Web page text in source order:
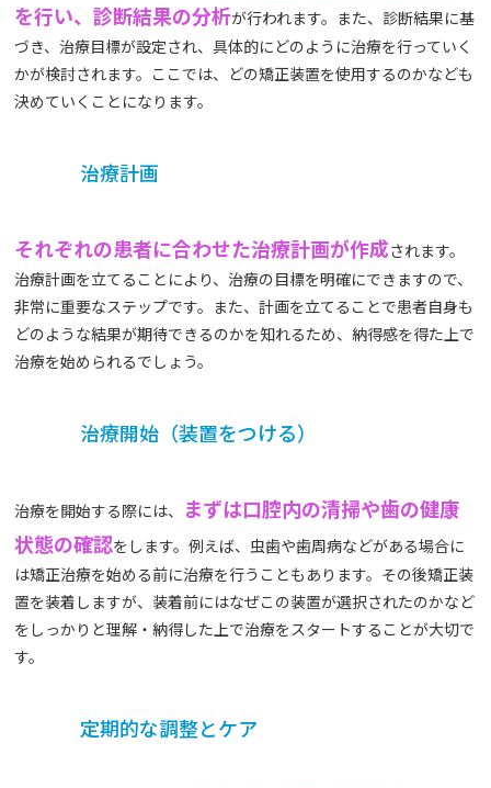
を行い、診断結果の分析が行われます。また、診断結果に基
づき、治療目標が設定され、具体的にどのように治療を行っていく
かが検討されます。ここでは、どの矯正装置を使用するのかなども
決めていくことになります。
治療計画
それぞれの患者に合わせた治療計画が作成されます。
治療計画を立てることにより、治療の目標を明確にできますので、
非常に重要なステップです。また、計画を立てることで患者自身も
どのような結果が期待できるのかを知れるため、納得感を得た上で
治療を始められるでしょう。
治療開始（装置をつける）
治療を開始する際には、 まずは口腔内の清掃や歯の健康
状態の確認をします。例えば、虫歯や歯周病などがある場合に
は矯正治療を始める前に治療を行うこともあります。その後矯正装
置を装着しますが、装着前にはなぜこの装置が選択されたのかなど
をしっかりと理解・納得した上で治療をスタートすることが大切で
す。
定期的な調整とケア